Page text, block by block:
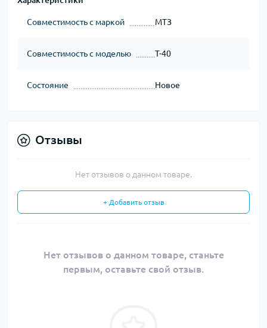
Совместимость с маркой МТЗ
Совместимость с моделью Т-40
Состояние Новое
Отзывы
Нет отзывов о данном товаре.
+ Добавить отзыв
Нет отзывов о данном товаре, станьте
первым, оставьте свой отзыв.